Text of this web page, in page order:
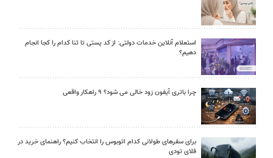
استعلام آنلاین خدمات دولتی: از کد پستی تا ثنا کدام را کجا انجام
دهیم؟
چرا باتری آیفون زود خالی می شود؟ ۹ راهکار واقعی
برای سفرهای طولانی کدام اتوبوس را انتخاب کنیم؟ راهنمای خرید در
فلای تودی